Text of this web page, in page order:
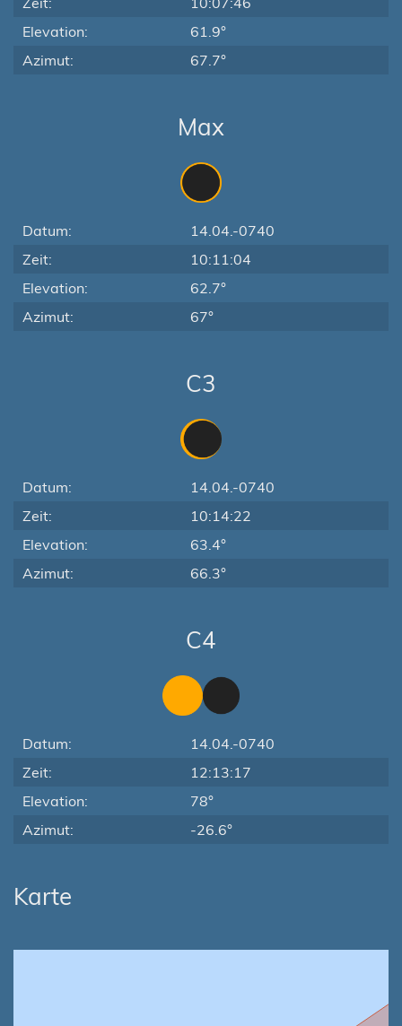
Elevation:
61.9°
Azimut:
67.7°
Max
Datum:
14.04.-0740
Zeit:
10:11:04
Elevation:
62.7°
Azimut:
67°
C3
Datum:
14.04.-0740
Zeit:
10:14:22
Elevation:
63.4°
Azimut:
66.3°
C4
Datum:
14.04.-0740
Zeit:
12:13:17
Elevation:
78°
Azimut:
-26.6°
Karte